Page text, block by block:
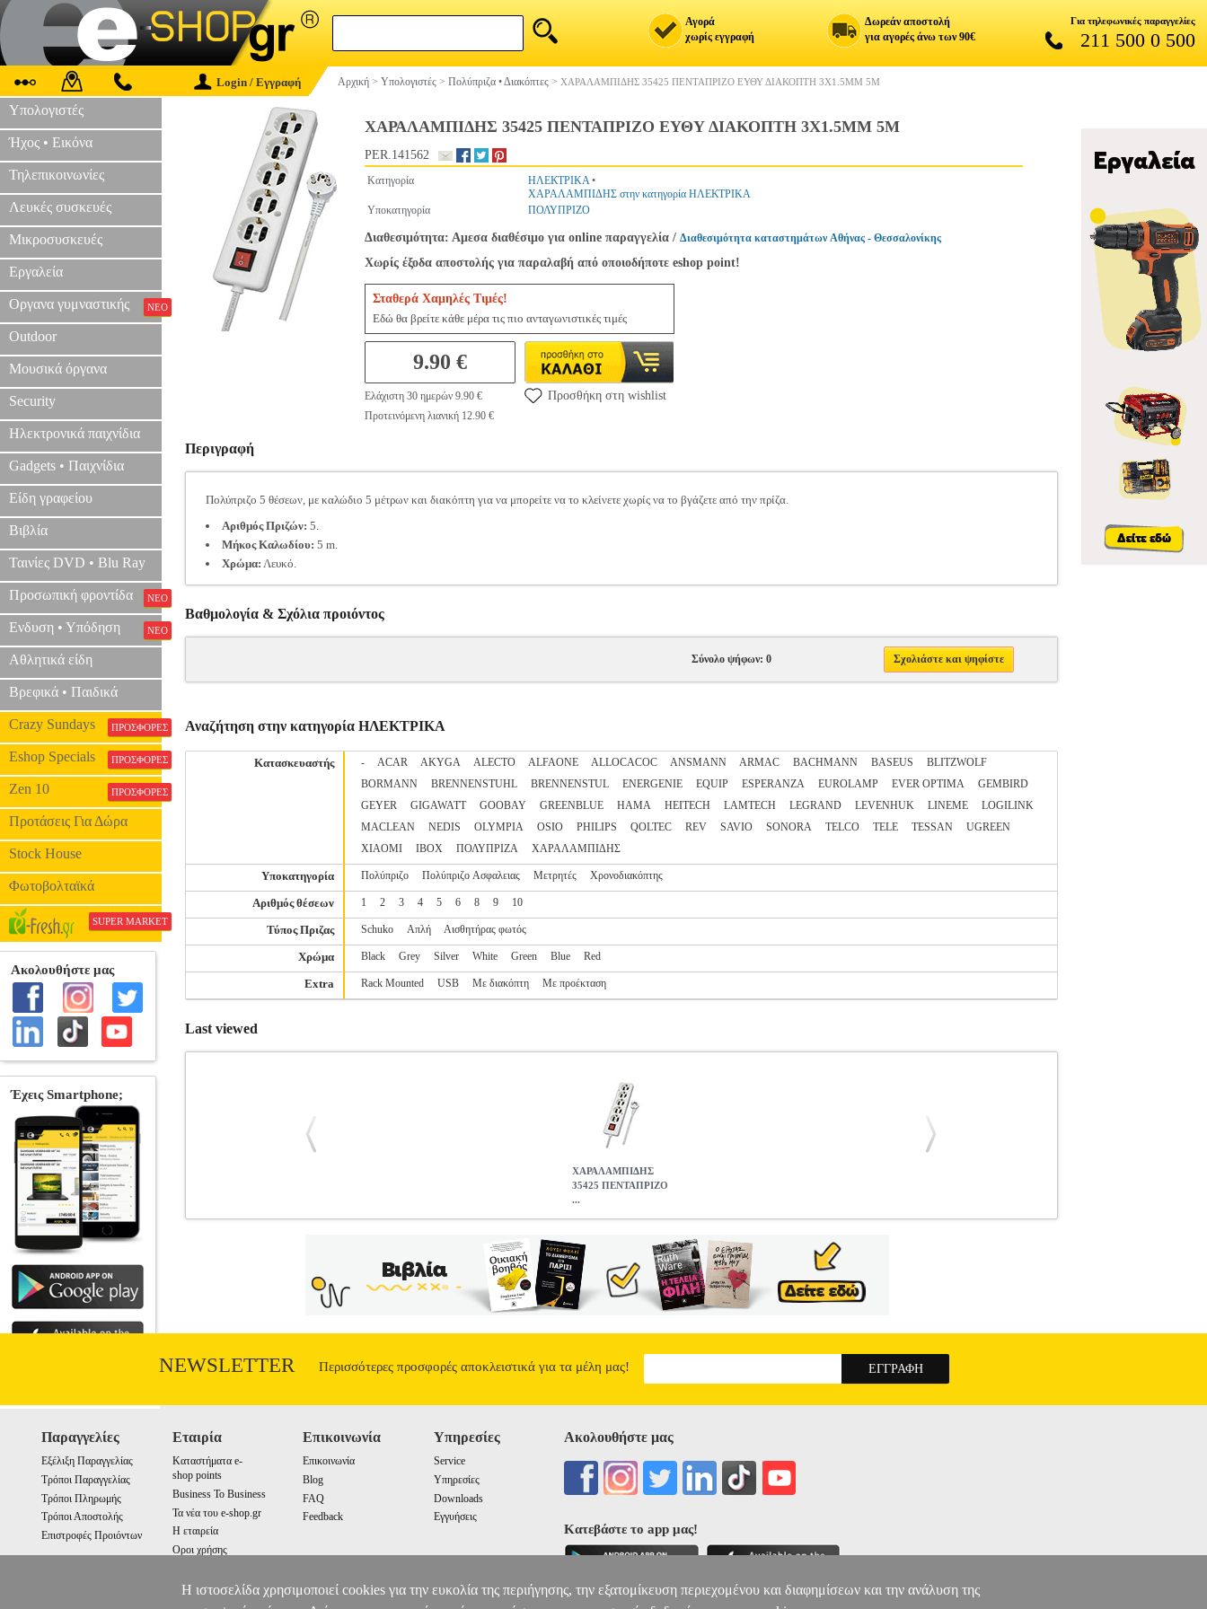
Αγορά
χωρίς εγγραφή
Δωρεάν αποστολή
για αγορές άνω των 90€
Για τηλεφωνικές παραγγελίες
211 500 0 500
Login / Εγγραφή Αρχική > Υπολογιστές > Πολύπριζα • Διακόπτες > ΧΑΡΑΛΑMΠΙΔΗΣ 35425 ΠΕΝΤΑΠΡΙΖΟ ΕΥΘΥ ΔΙΑΚΟΠΤΗ 3Χ1.5MM 5M
Υπολογιστές
Ήχος • Εικόνα
Τηλεπικοινωνίες
Λευκές συσκευές
Μικροσυσκευές
Εργαλεία
Οργανα γυμναστικής ΝΕΟ
Outdoor
Μουσικά όργανα
Security
Ηλεκτρονικά παιχνίδια
Gadgets • Παιχνίδια
Είδη γραφείου
Βιβλία
Ταινίες DVD • Blu Ray
Προσωπική φροντίδα ΝΕΟ
Ενδυση • Υπόδηση ΝΕΟ
Αθλητικά είδη
Βρεφικά • Παιδικά
Crazy Sundays ΠΡΟΣΦΟΡΕΣ
Eshop Specials ΠΡΟΣΦΟΡΕΣ
Zen 10 ΠΡΟΣΦΟΡΕΣ
Προτάσεις Για Δώρα
Stock House
Φωτοβολταϊκά
SUPER MARKET
ΧΑΡΑΛΑMΠΙΔΗΣ 35425 ΠΕΝΤΑΠΡΙΖΟ ΕΥΘΥ ΔΙΑΚΟΠΤΗ 3Χ1.5MM 5M
PER.141562
Κατηγορία ΗΛΕΚΤΡΙΚΑ•
ΧΑΡΑΛΑΜΠΙΔΗΣ στην κατηγορία ΗΛΕΚΤΡΙΚΑ
Υποκατηγορία
ΠΟΛΥΠΡΙΖΟ
Διαθεσιμότητα: Αμεσα διαθέσιμο για online παραγγελία / Διαθεσιμότητα καταστημάτων Αθήνας - Θεσσαλονίκης
Χωρίς έξοδα αποστολής για παραλαβή από οποιοδήποτε eshop point!
Σταθερά Χαμηλές Τιμές!
Εδώ θα βρείτε κάθε μέρα τις πιο ανταγωνιστικές τιμές
9.90 €
Ελάχιστη 30 ημερών 9.90 €
Προτεινόμενη λιανική 12.90 €
Προσθήκη στη wishlist
Περιγραφή
Πολύπριζο 5 θέσεων, με καλώδιο 5 μέτρων και διακόπτη για να μπορείτε να το κλείνετε χωρίς να το βγάζετε από την πρίζα.
Αριθμός Πριζών: 5.
Μήκος Καλωδίου: 5 m.
Χρώμα: Λευκό.
Βαθμολογία & Σχόλια προιόντος
Σύνολο ψήφων: 0 Σχολιάστε και ψηφίστε
Αναζήτηση στην κατηγορία ΗΛΕΚΤΡΙΚΑ
Κατασκευαστής - ACAR AKYGA ALECTO ALFAONE ALLOCACOC ANSMANN ARMAC BACHMANN BASEUS
BLITZWOLF
BORMANN
BRENNENSTUHL BRENNENSTUL ENERGENIE EQUIP ESPERANZA EUROLAMP EVER OPTIMA
GEMBIRD
GEYER
GIGAWATT GOOBAY GREENBLUE HAMA HEITECH LAMTECH LEGRAND LEVENHUK LINEME
LOGILINK
MACLEAN
NEDIS OLYMPIA OSIO PHILIPS QOLTEC REV SAVIO SONORA TELCO TELE TESSAN
UGREEN
XIAOMI
ΙΒΟΧ ΠΟΛΥΠΡΙΖΑ ΧΑΡΑΛΑΜΠΙΔΗΣ
Υποκατηγορία Πολύπριζο Πολύπριζο Ασφαλειας Μετρητές Χρονοδιακόπτης
Αριθμός θέσεων 1 2 3 4 5 6 8 9 10
Τύπος Πριζας Schuko Απλή Αισθητήρας φωτός
Χρώμα Black Grey Silver White Green Blue Red
Extra Rack Mounted USB Με διακόπτη Με προέκταση
Last viewed
ΧΑΡΑΛΑMΠΙΔΗΣ
35425 ΠΕΝΤΑΠΡΙΖΟ
...
Κατηγορία: ΗΛΕΚΤΡΙΚΑ •ΧΑΡΑΛΑΜΠΙΔΗΣ στην κατηγορία ΗΛΕΚΤΡΙΚΑ Πολύπριζο 5 θέσεων, με καλώδιο 5 μέτρων και διακόπτη για να
μπορείτε να το κλείνετε χωρίς να το βγάζετε από την πρίζα.• Αριθμός Πριζών: 5.• Μήκος Καλωδίου: 5 m.• Χρώμα: Λευκό.
ΠΕΝΤΑΠΡΙΖΟ ΕΥΘΥ ΔΙΑΚΟΠΤΗ 3Χ1.5MM 5M
9.90
NEWSLETTER Περισσότερες προσφορές αποκλειστικά για τα μέλη μας!
Παραγγελίες
Εξέλιξη Παραγγελίας
Τρόποι Παραγγελίας
Τρόποι Πληρωμής
Τρόποι Αποστολής
Επιστροφές Προιόντων
Εταιρία
Καταστήματα e-
shop points
Business To Business
Τα νέα του e-shop.gr
Η εταιρεία
Οροι χρήσης
Επικοινωνία
Επικοινωνία
Blog
FAQ
Feedback
Υπηρεσίες
Service
Υπηρεσίες
Downloads
Εγγυήσεις
Ακολουθήστε μας
Κατεβάστε το app μας!
Η ιστοσελίδα χρησιμοποιεί cookies για την ευκολία της περιήγησης, την εξατομίκευση περιεχομένου και διαφημίσεων και την ανάλυση της